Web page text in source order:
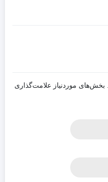
بخش‌های موردنیاز علامت‌گذاری